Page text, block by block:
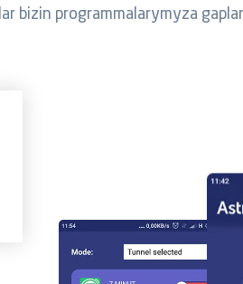
bizin programmalarymyza